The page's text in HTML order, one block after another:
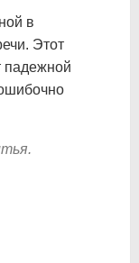
в
Этот
падежной